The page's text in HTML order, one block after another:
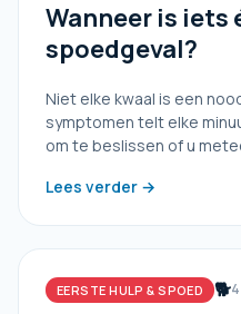
Wanneer is iets
spoedgeval?
Niet elke kwaal is een
symptomen telt elke
om te beslissen of u
Lees verder →
EERSTE HULP & SPOED 🐕